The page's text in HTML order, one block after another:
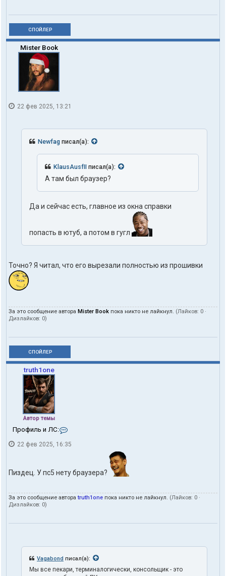
СПОЙЛЕР
Mister Book
22 фев 2025, 13:21
Newfag писал(а):
KlausAusfII писал(а):
А там был браузер?
Да и сейчас есть, главное из окна справки
попасть в ютуб, а потом в гугл
Точно? Я читал, что его вырезали полностью из прошивки
За это сообщение автора Mister Book пока никто не лайкнул. (Лайков: 0 ·
Дизлайков: 0)
СПОЙЛЕР
truth1one
Автор темы
Профиль и ЛС:
н
к
т
п
о
з
т
е
л
22 фев 2025, 16:35
Пиздец. У пс5 нету браузера?
За это сообщение автораtruth1one пока никто не лайкнул. (Лайков: 0 ·
Дизлайков: 0)
Vagabond писал(а):
Мы все пекари, терминалогически, консольщик - это